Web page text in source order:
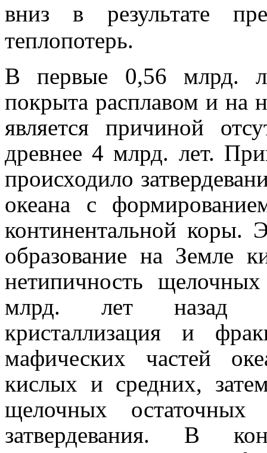
вниз в результате
теплопотерь.
В первые 0,56 млрд.
покрыта расплавом и на
является причиной
древнее 4 млрд. лет.
происходило
океана с
континентальной коры.
образование на Земле
нетипичность
млрд. лет назад
кристаллизация и
мафических частей
кислых и средних,
щелочных
затвердевания. В